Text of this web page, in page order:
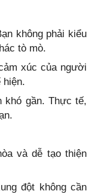
không phải kiểu
tò mò.
xúc của người
hiện.
khó gần. Thực tế,
và dễ tạo thiện
đột không cần